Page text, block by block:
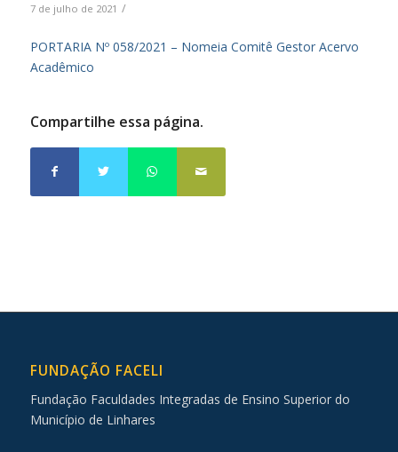
7 de julho de 2021 /
PORTARIA Nº 058/2021 – Nomeia Comitê Gestor Acervo
Acadêmico
Compartilhe essa página.
FUNDAÇÃO FACELI
Fundação Faculdades Integradas de Ensino Superior do
Município de Linhares